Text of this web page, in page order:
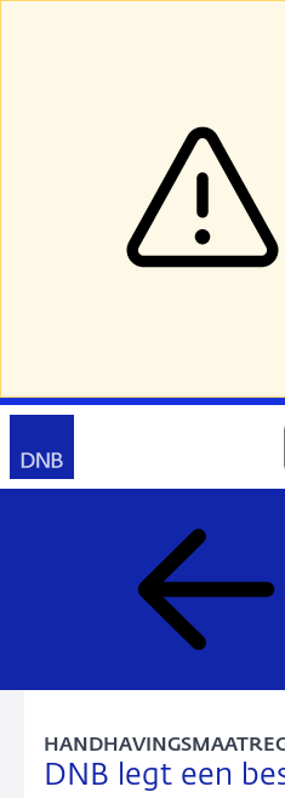
DNB legt een